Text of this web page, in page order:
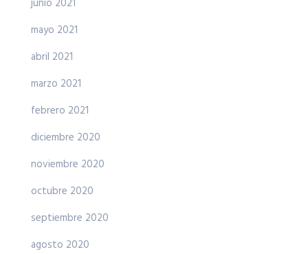
mayo 2021
abril 2021
marzo 2021
febrero 2021
diciembre 2020
noviembre 2020
octubre 2020
septiembre 2020
agosto 2020